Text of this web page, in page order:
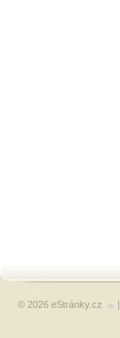
© 2026 eStránky.cz |